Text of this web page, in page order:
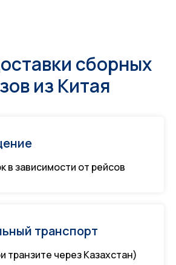
сборных
из Китая
в зависимости от рейсов
транспорт
транзите через Казахстан)